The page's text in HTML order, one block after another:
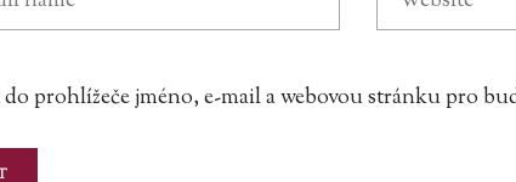
prohlížeče jméno, e-mail a webovou stránku pro